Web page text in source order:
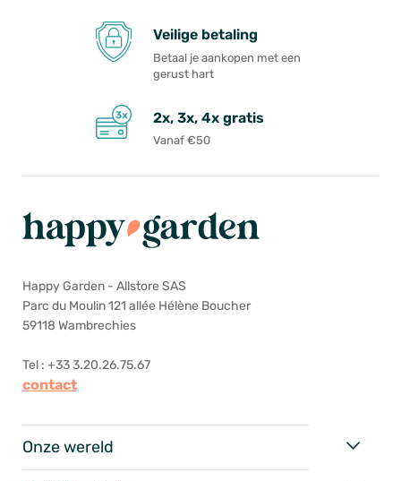
Veilige betaling
Betaal je aankopen met een
gerust hart
2x, 3x, 4x gratis
Vanaf €50
Happy Garden - Allstore SAS
Parc du Moulin 121 allée Hélène Boucher
59118 Wambrechies
Tel : +33 3.20.26.75.67
contact
Onze wereld